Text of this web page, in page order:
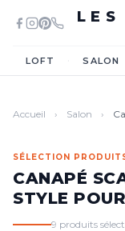
LOFT SALON
Accueil › Salon ›
SÉLECTION
CANAPÉ
STYLE
9 produits